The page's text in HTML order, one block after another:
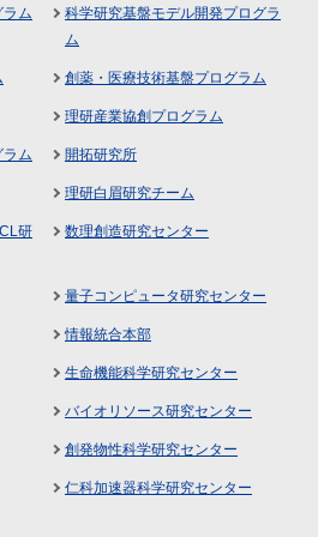
ム
科学研究基盤モデル開発プログラ
ム
創薬・医療技術基盤プログラム
理研産業協創プログラム
ム 開拓研究所
理研白眉研究チーム
研
数理創造研究センター
量子コンピュータ研究センター
情報統合本部
生命機能科学研究センター
バイオリソース研究センター
創発物性科学研究センター
仁科加速器科学研究センター